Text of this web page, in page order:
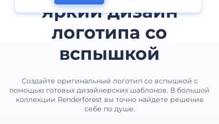
Яркий дизайн
логотипа со
вспышкой
Создайте оригинальный логотип со вспышкой с
помощью готовых дизайнерских шаблонов. В большой
коллекции Renderforest вы точно найдете решение
себе по душе.